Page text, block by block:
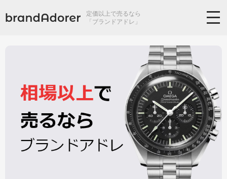
定価以上で売るなら
「ブランドアドレ」